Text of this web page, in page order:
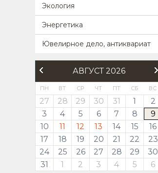
Экология
Энергетика
Ювелирное дело, антиквариат
АВГУСТ 2026
ПН ВТ СР ЧТ ПТ СБ ВС
27 28 29 30 31 1
2
3
4 5 6 7 8
9
10
11 12 13 14 15
16
17
18 19 20 21 22
23
24
25 26 27 28 29
30
31
1 2 3 4 5 6